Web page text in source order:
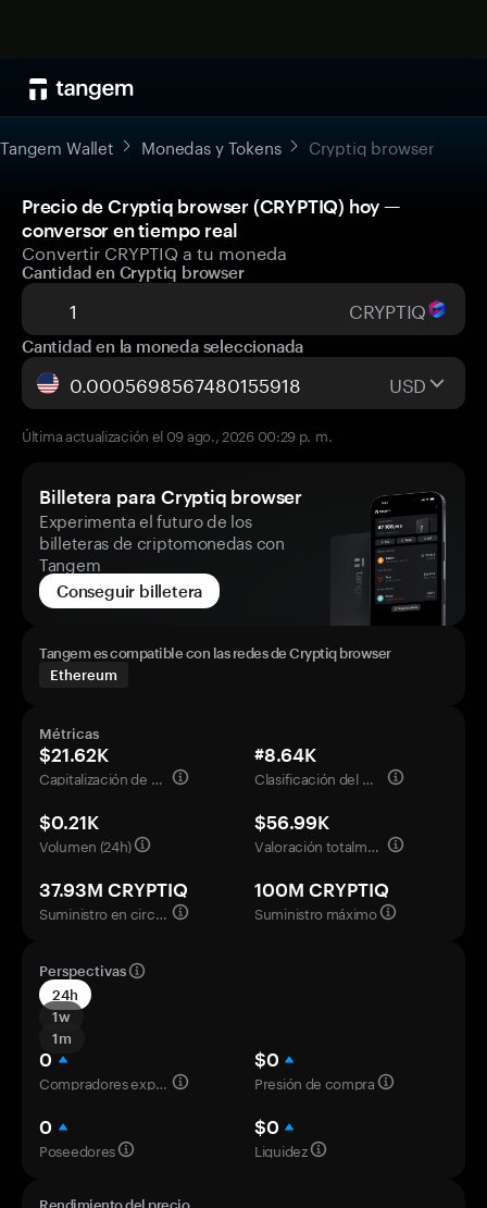
Tangem Wallet Monedas y Tokens Cryptiq browser
Precio de Cryptiq browser (CRYPTIQ) hoy —
conversor en tiempo real
Convertir CRYPTIQ a tu moneda
Cantidad en Cryptiq browser
CRYPTIQ
Cantidad en la moneda seleccionada
USD
Última actualización el 09 ago., 2026 00:29 p. m.
Billetera para Cryptiq browser
Experimenta el futuro de los
billeteras de criptomonedas con
Tangem
Conseguir billetera
Tangem es compatible con las redes de Cryptiq browser
Ethereum
Métricas
$21.62K
Capitalización de mercado
#8.64K
Clasificación del mercado
$0.21K
Volumen (24h)
$56.99K
Valoración totalmente diluida
37.93M CRYPTIQ
Suministro en circulación
100M CRYPTIQ
Suministro máximo
Perspectivas
24h
1w
1m
0
Compradores experimentados
$0
Presión de compra
0
Poseedores
$0
Liquidez